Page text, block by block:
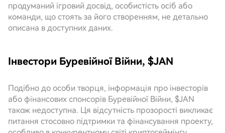
продуманий ігровий досвід, особистість осіб або
команди, що стоять за його створенням, не детально
описана в доступних даних.
Інвестори Буревійної Війни, $JAN
Подібно до особи творця, інформація про інвесторів
або фінансових спонсорів Буревійної Війни, $JAN
також недоступна. Ця відсутність прозорості викликає
питання стосовно підтримки та фінансування проекту,